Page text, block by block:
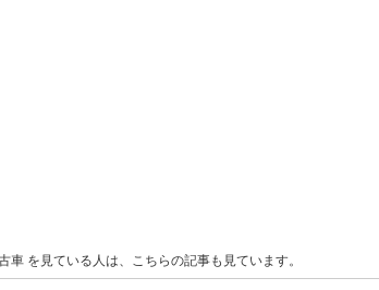
を見ている人は、こちらの記事も見ています。